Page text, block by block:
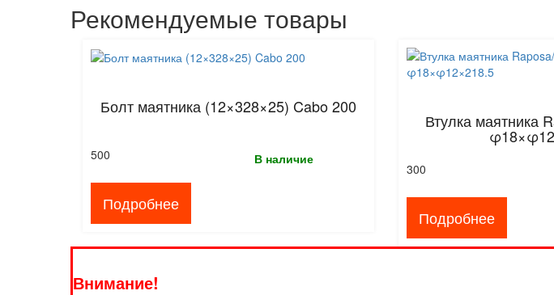
Рекомендуемые товары
Болт маятника (12×328×25) Cabo 200
В наличие
500
Подробнее
Втулка маятника
300
Подробнее
Внимание!